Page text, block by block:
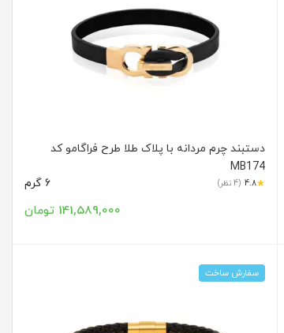
دستبند چرم مردانه با پلاک طلا طرح فراگامو کد
MB174
★
4.8 (4 نظر)
141,589,000 تومان
سفارش ساخت